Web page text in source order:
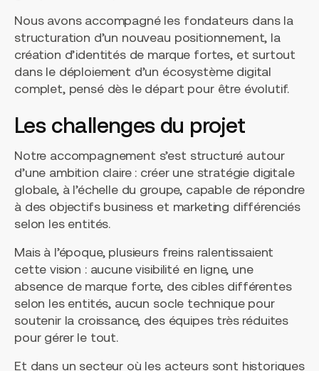
Nous avons accompagné les fondateurs dans la
structuration d’un nouveau positionnement, la
création d’identités de marque fortes, et surtout
dans le déploiement d’un écosystème digital
complet, pensé dès le départ pour être évolutif.
Les challenges du projet
Notre accompagnement s’est structuré autour
d’une ambition claire : créer une stratégie digitale
globale, à l’échelle du groupe, capable de répondre
à des objectifs business et marketing différenciés
selon les entités.
Mais à l’époque, plusieurs freins ralentissaient
cette vision : aucune visibilité en ligne, une
absence de marque forte, des cibles différentes
selon les entités, aucun socle technique pour
soutenir la croissance, des équipes très réduites
pour gérer le tout.
Et dans un secteur où les acteurs sont historiques